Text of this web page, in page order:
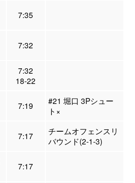
7:35
7:32
7:32
18-22
7:19
#21 堀口 3Pシュー
ト×
7:17
チームオフェンスリ
バウンド(2-1-3)
7:17